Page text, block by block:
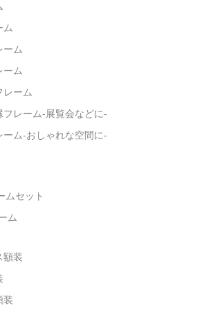
ム
ーム
ーム
レーム
レーム-展覧会などに-
ーム-おしゃれな空間に-
ムセット
ム
額装
装